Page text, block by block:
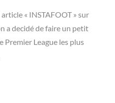
« INSTAFOOT » sur
a decidé de faire un petit
Premier League les plus